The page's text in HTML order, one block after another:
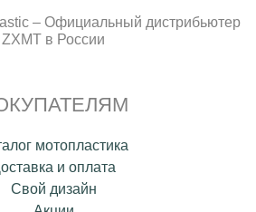
– Официальный дистрибьютер
ZXMT в России
мотопластика
и оплата
Свой дизайн